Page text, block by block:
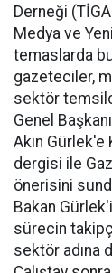
Derneği
Medya ve
temaslarda
gazeteciler,
sektör
Genel
Akın Gürlek'e
dergisi ile
önerisini
Bakan
sürecin
sektör adına